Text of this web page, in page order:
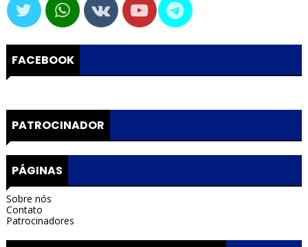
FACEBOOK
PATROCINADOR
PÁGINAS
Sobre nós
Contato
Patrocinadores